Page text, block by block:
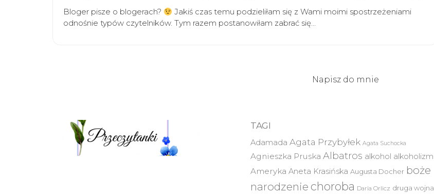
Bloger pisze o blogerach?
Jakiś czas temu podzieliłam się z Wami moimi spostrzeżeniami
odnośnie typów czytelników. Tym razem postanowiłam zabrać się…
Napisz do mnie
TAGI
Adamada Agata Przybyłek Agata Suchocka
Agnieszka Pruska Albatros alkohol alkoholizm
Ameryka Aneta Krasińska Augusta Docher boże
narodzenie choroba Daria Orlicz druga wojna